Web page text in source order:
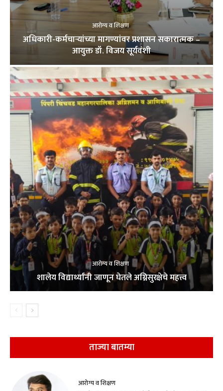
आरोग्य व शिक्षण
अधिकारी-कर्मचाऱ्यांच्या मागण्यांवर प्रशासन सकारात्मक –
आयुक्त डॉ. विजय सूर्यवंशी
आरोग्य व शिक्षण
शालेय विद्यार्थ्यांनी जाणून घेतले अग्निसुरक्षेचे महत्त्व
ताज्या बातम्या
आरोग्य व शिक्षण